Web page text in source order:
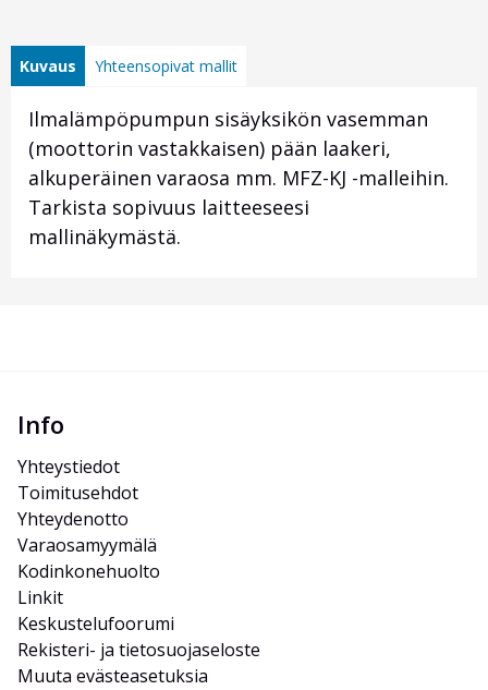
Kuvaus Yhteensopivat mallit
Ilmalämpöpumpun sisäyksikön vasemman
(moottorin vastakkaisen) pään laakeri,
alkuperäinen varaosa mm. MFZ-KJ -malleihin.
Tarkista sopivuus laitteeseesi
mallinäkymästä.
Info
Yhteystiedot
Toimitusehdot
Yhteydenotto
Varaosamyymälä
Kodinkonehuolto
Linkit
Keskustelufoorumi
Rekisteri- ja tietosuojaseloste
Muuta evästeasetuksia